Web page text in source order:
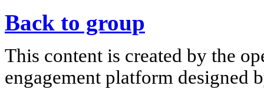
Back to group
This content is created by the
engagement platform designed